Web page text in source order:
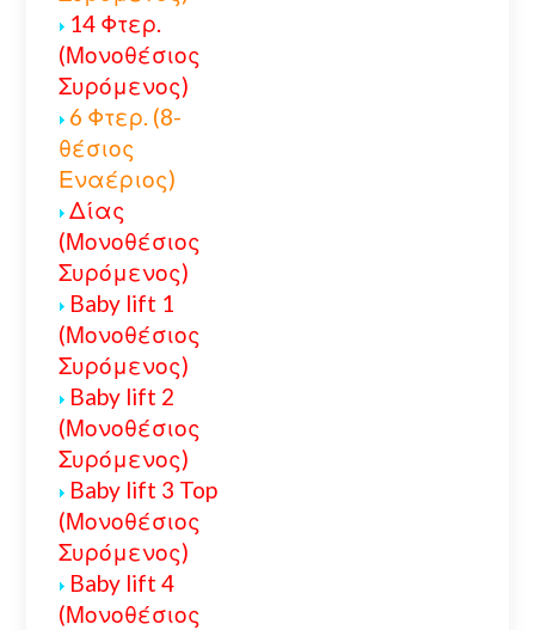
14 Φτερ.
(Μονοθέσιος
Συρόμενος)
6 Φτερ. (8-
θέσιος
Εναέριος)
Δίας
(Μονοθέσιος
Συρόμενος)
Baby lift 1
(Μονοθέσιος
Συρόμενος)
Baby lift 2
(Μονοθέσιος
Συρόμενος)
Baby lift 3 Top
(Μονοθέσιος
Συρόμενος)
Baby lift 4
(Μονοθέσιος